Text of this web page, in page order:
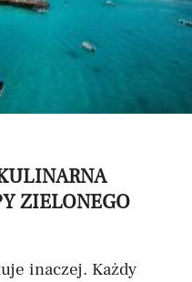
ZIELONEGO
inaczej. Każdy